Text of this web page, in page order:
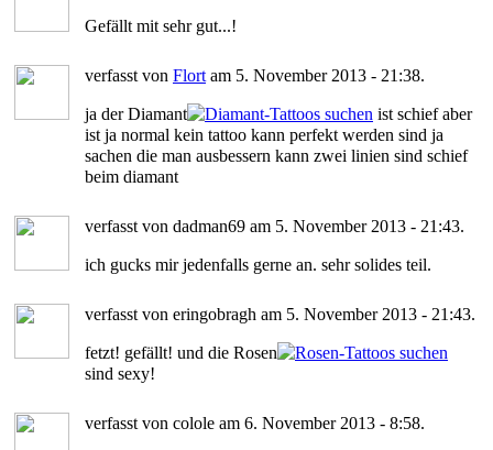
Gefällt mit sehr gut...!
verfasst von Flort am 5. November 2013 - 21:38.
ja der Diamant
ist schief aber
ist ja normal kein tattoo kann perfekt werden sind ja
sachen die man ausbessern kann zwei linien sind schief
beim diamant
verfasst von dadman69 am 5. November 2013 - 21:43.
ich gucks mir jedenfalls gerne an. sehr solides teil.
verfasst von eringobragh am 5. November 2013 - 21:43.
fetzt! gefällt! und die Rosen
sind sexy!
verfasst von colole am 6. November 2013 - 8:58.